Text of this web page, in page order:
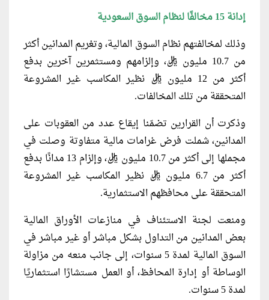
إدانة 15 مخالفًا لنظام السوق السعودية
وذلك لمخالفتهم نظام السوق المالية، وتغريم المدانين أكثر
من 10.7 مليون ريال، وإلزامهم ومستثمرين آخرين بدفع
أكثر من 12 مليون ريال نظير المكاسب غير المشروعة
المتحققة من تلك المخالفات.
وذكرت أن القرارين تضمّنا إيقاع عدد من العقوبات على
المدانين، شملت فرض غرامات مالية متفاوتة وصلت في
مجملها إلى أكثر من 10.7 مليون ريال، وإلزام 13 مدانًا بدفع
أكثر من 6.7 مليون ريال نظير المكاسب غير المشروعة
المتحققة على محافظهم الاستثمارية.
ومنعت لجنة الاستئناف في منازعات الأوراق المالية
بعض المدانين من التداول بشكل مباشر أو غير مباشر في
السوق المالية لمدة 5 سنوات، إلى جانب منعه من مزاولة
الوساطة أو إدارة المحافظ، أو العمل مستشارًا استثماريًا
لمدة 5 سنوات.